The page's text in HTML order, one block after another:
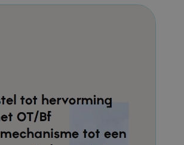
in Vlaanderen bedraagt nu
totaal vermogen van